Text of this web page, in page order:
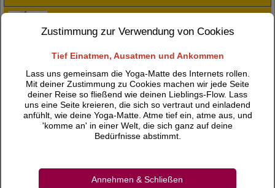
inkl. 19 % MwSt.
3. Chakra Anhänger aus Silber mit Citrin
29,00 €
inkl. 19 % MwSt.
Zustimmung zur Verwendung von Cookies
Tief Einatmen, Ausatmen und Ankommen
Lass uns gemeinsam die Yoga-Matte des Internets rollen.
Mit deiner Zustimmung zu Cookies machen wir jede Seite
deiner Reise so fließend wie deinen Lieblings-Flow. Lass
uns eine Seite kreieren, die sich so vertraut und einladend
anfühlt, wie deine Yoga-Matte. Atme tief ein, atme aus, und
'komme an' in einer Welt, die sich ganz auf deine
Bedürfnisse abstimmt.
Annehmen & Schließen